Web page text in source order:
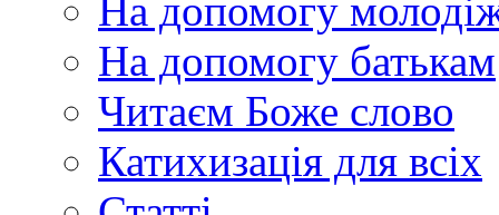
На допомогу
На допомогу батькам
Читаєм Боже слово
Катихизація для всіх